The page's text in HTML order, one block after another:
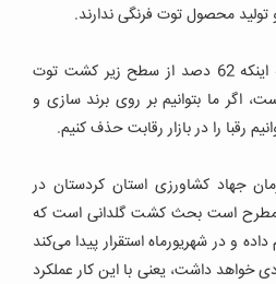
محصول توت فرنگی ندارند.
سپری خاطرنشان کرد: با توجه به اینکه 62 دصد از سطح زیر کشت توت
اگر ما بتوانیم بر روی برند سازی و
رقبا را در بازار رقابت حذف کنیم.
جهاد کشاورزی استان کردستان در
مطرح است بحث کشت گلدانی است که
و در شهریورماه استقرار پیدا می‌کند
خواهد داشت، یعنی با این کار عملکرد